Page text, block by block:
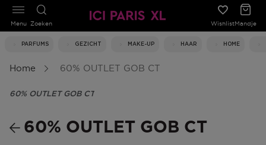
Zoeken WishlistMandje
PARFUMS GEZICHT MAKE-UP HAAR HOME
Menu
Home 60% OUTLET GOB CT
60% OUTLET GOB CT
60% OUTLET GOB CT